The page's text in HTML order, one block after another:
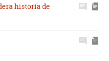
historia de